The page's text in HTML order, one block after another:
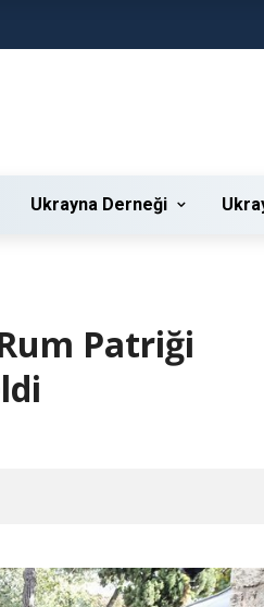
Ukrayna Derneği
Patriği